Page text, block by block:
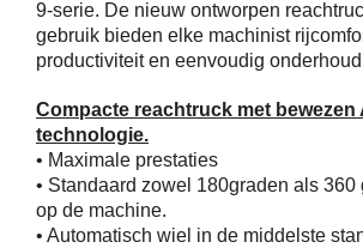
9-serie. De nieuw ontworpen
gebruik bieden elke machinist
productiviteit en eenvoudig
Compacte reachtruck met bewezen
technologie.
• Maximale prestaties
• Standaard zowel 180graden als 360
op de machine.
• Automatisch wiel in de middelste